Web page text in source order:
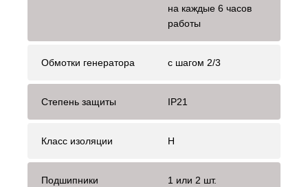
на каждые 6 часов
работы
Обмотки генератора с шагом 2/3
Степень защиты IP21
Класс изоляции H
Подшипники 1 или 2 шт.